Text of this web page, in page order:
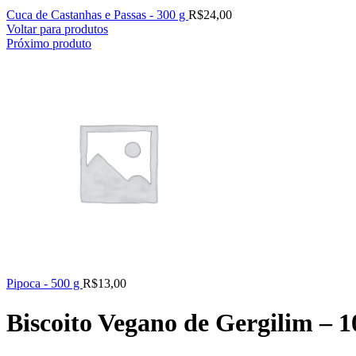
Cuca de Castanhas e Passas - 300 g R$24,00
Voltar para produtos
Próximo produto
Pipoca - 500 g R$13,00
Biscoito Vegano de Gergilim –